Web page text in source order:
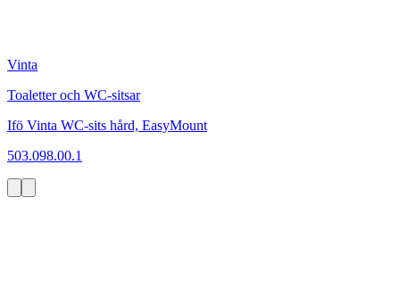
Vinta
Toaletter och WC-sitsar
Ifö Vinta WC-sits hård, EasyMount
503.098.00.1